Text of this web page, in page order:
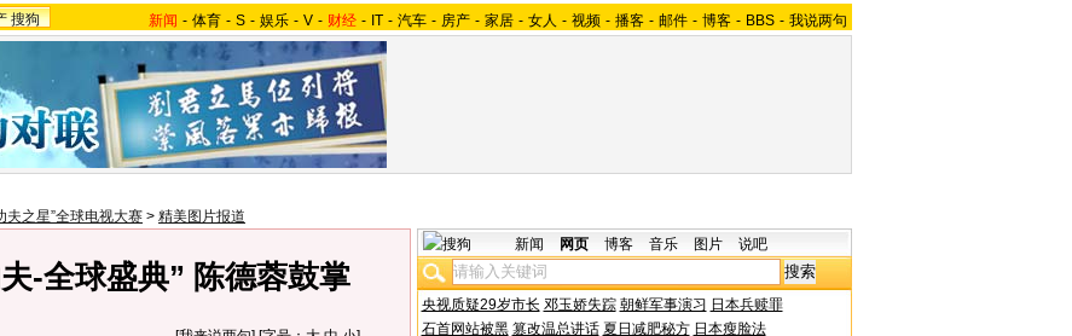
搜狗 新闻 - 体育 - S - 娱乐 - V - 财经 - IT - 汽车 - 房产 - 家居 - 女人 - 视频 - 播客 - 邮件 - 博客 - BBS - 我说两句
夫之星”全球电视大赛 > 精美图片报道
-全球盛典” 陈德蓉鼓掌
新闻 网页 博客 音乐 图片 说吧
央视质疑29岁市长 邓玉娇失踪 朝鲜军事演习 日本兵赎罪
石首网站被黑 篡改温总讲话 夏日减肥秘方 日本瘦脸法